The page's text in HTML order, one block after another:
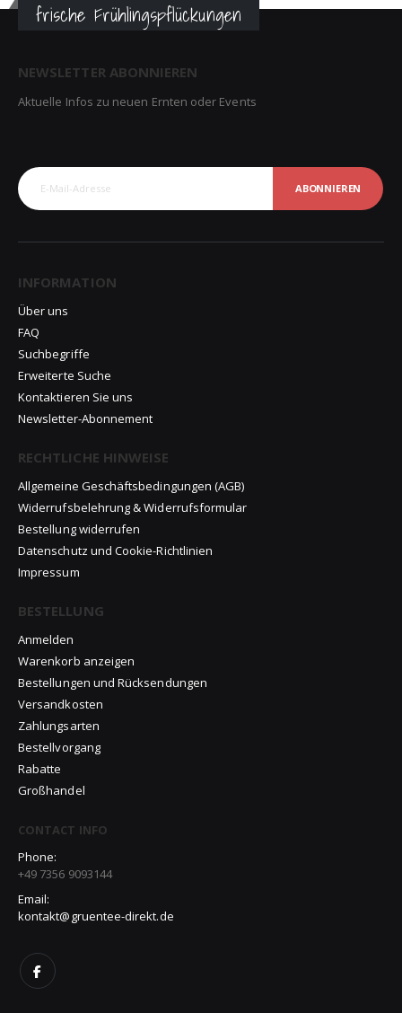
frische Frühlingspflückungen
NEWSLETTER ABONNIEREN
Aktuelle Infos zu neuen Ernten oder Events
ABONNIEREN
INFORMATION
Über uns
FAQ
Suchbegriffe
Erweiterte Suche
Kontaktieren Sie uns
Newsletter-Abonnement
RECHTLICHE HINWEISE
Allgemeine Geschäftsbedingungen (AGB)
Widerrufsbelehrung & Widerrufsformular
Bestellung widerrufen
Datenschutz und Cookie-Richtlinien
Impressum
BESTELLUNG
Anmelden
Warenkorb anzeigen
Bestellungen und Rücksendungen
Versandkosten
Zahlungsarten
Bestellvorgang
Rabatte
Großhandel
CONTACT INFO
Phone:
+49 7356 9093144
Email:
kontakt@gruentee-direkt.de